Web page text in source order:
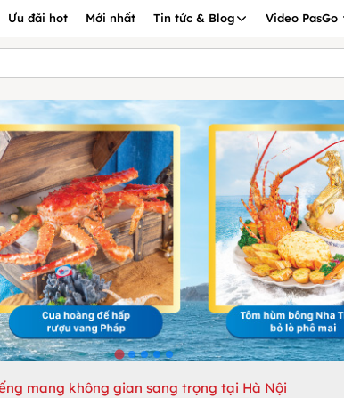
Ưu đãi hot Mới nhất Tin tức & Blog Video PasGo
mang không gian sang trọng tại Hà Nội